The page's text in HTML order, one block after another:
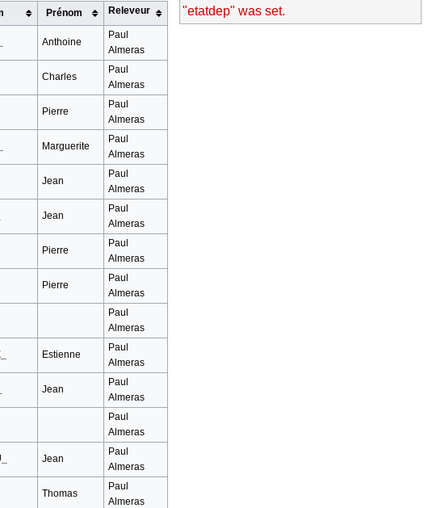
"etatdep" was set.
Prénom Releveur
Anthoine
Paul
Almeras
Charles
Paul
Almeras
Pierre
Paul
Almeras
Marguerite
Paul
Almeras
Jean
Paul
Almeras
Jean
Paul
Almeras
Pierre
Paul
Almeras
Pierre
Paul
Almeras
Paul
Almeras
Estienne
Paul
Almeras
Jean
Paul
Almeras
Paul
Almeras
Jean
Paul
Almeras
Thomas
Paul
Almeras